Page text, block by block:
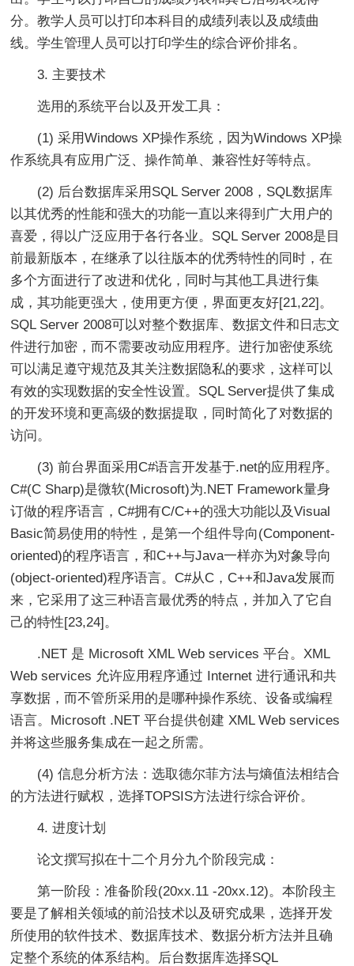
分。教学人员可以打印本科目的成绩列表以及成绩曲
线。学生管理人员可以打印学生的综合评价排名。
3. 主要技术
选用的系统平台以及开发工具：
(1) 采用Windows XP操作系统，因为Windows XP操
作系统具有应用广泛、操作简单、兼容性好等特点。
(2) 后台数据库采用SQL Server 2008，SQL数据库
以其优秀的性能和强大的功能一直以来得到广大用户的
喜爱，得以广泛应用于各行各业。SQL Server 2008是目
前最新版本，在继承了以往版本的优秀特性的同时，在
多个方面进行了改进和优化，同时与其他工具进行集
成，其功能更强大，使用更方便，界面更友好[21,22]。
SQL Server 2008可以对整个数据库、数据文件和日志文
件进行加密，而不需要改动应用程序。进行加密使系统
可以满足遵守规范及其关注数据隐私的要求，这样可以
有效的实现数据的安全性设置。SQL Server提供了集成
的开发环境和更高级的数据提取，同时简化了对数据的
访问。
(3) 前台界面采用C#语言开发基于.net的应用程序。
C#(C Sharp)是微软(Microsoft)为.NET Framework量身
订做的程序语言，C#拥有C/C++的强大功能以及Visual
Basic简易使用的特性，是第一个组件导向(Component-
oriented)的程序语言，和C++与Java一样亦为对象导向
(object-oriented)程序语言。C#从C，C++和Java发展而
来，它采用了这三种语言最优秀的特点，并加入了它自
己的特性[23,24]。
.NET 是 Microsoft XML Web services 平台。XML
Web services 允许应用程序通过 Internet 进行通讯和共
享数据，而不管所采用的是哪种操作系统、设备或编程
语言。Microsoft .NET 平台提供创建 XML Web services
并将这些服务集成在一起之所需。
(4) 信息分析方法：选取德尔菲方法与熵值法相结合
的方法进行赋权，选择TOPSIS方法进行综合评价。
4. 进度计划
论文撰写拟在十二个月分九个阶段完成：
第一阶段：准备阶段(20xx.11 -20xx.12)。本阶段主
要是了解相关领域的前沿技术以及研究成果，选择开发
所使用的软件技术、数据库技术、数据分析方法并且确
定整个系统的体系结构。后台数据库选择SQL